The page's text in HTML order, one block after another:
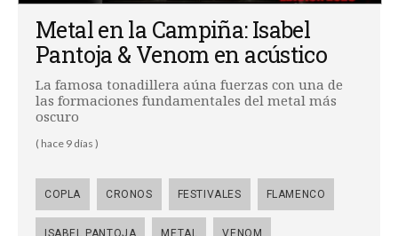
Metal en la Campiña: Isabel
Pantoja & Venom en acústico
La famosa tonadillera aúna fuerzas con una de
las formaciones fundamentales del metal más
oscuro
( hace 9 días )
COPLA CRONOS FESTIVALES FLAMENCO
ISABEL PANTOJA METAL VENOM